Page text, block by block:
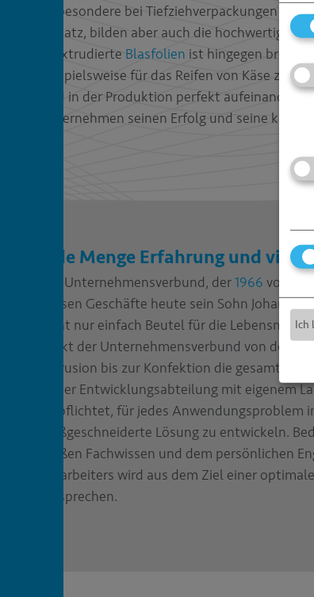
insbesondere bei Tiefziehverpackungen für
Einsatz, bilden aber auch die hochwertige
coextrudierte Blasfolien ist hingegen brevac
beispielsweise für das Reifen von Käse zum
sind in der Produktion perfekt aufeinander
Unternehmen seinen Erfolg und seine
Jede Menge Erfahrung und viel
Der Unternehmensverbund, der1966 von
dessen Geschäfte heute sein Sohn Johann
nicht nur einfach Beutel für die
deckt der Unternehmensverbund von der
Extrusion bis zur Konfektion die gesamte
seiner Entwicklungsabteilung mit eigenem
verpflichtet, für jedes Anwendungsproblem
maßgeschneiderte Lösung zu entwickeln.
großen Fachwissen und dem persönlichen
Mitarbeiters wird aus dem Ziel einer
Versprechen.
Ich